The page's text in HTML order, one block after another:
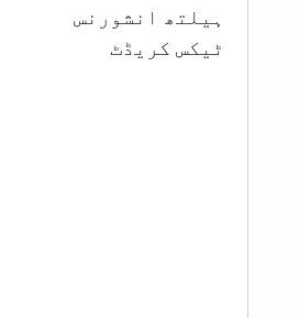
‏ہیلتھ انشورنس
ٹیکس کریڈٹ